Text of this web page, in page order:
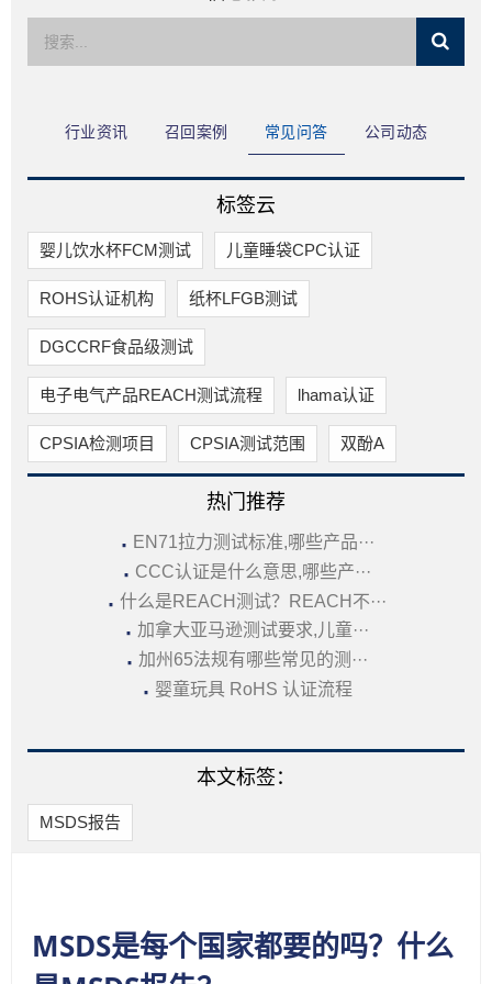
限公司
行业资讯 召回案例 常见问答 公司动态
标签云
婴儿饮水杯FCM测试 儿童睡袋CPC认证
ROHS认证机构 纸杯LFGB测试
DGCCRF食品级测试
电子电气产品REACH测试流程 lhama认证
CPSIA检测项目 CPSIA测试范围 双酚A
热门推荐
· EN71拉力测试标准,哪些产品···
· CCC认证是什么意思,哪些产···
· 什么是REACH测试？REACH不···
· 加拿大亚马逊测试要求,儿童···
· 加州65法规有哪些常见的测···
· 婴童玩具 RoHS 认证流程
本文标签：
MSDS报告
MSDS是每个国家都要的吗？什么